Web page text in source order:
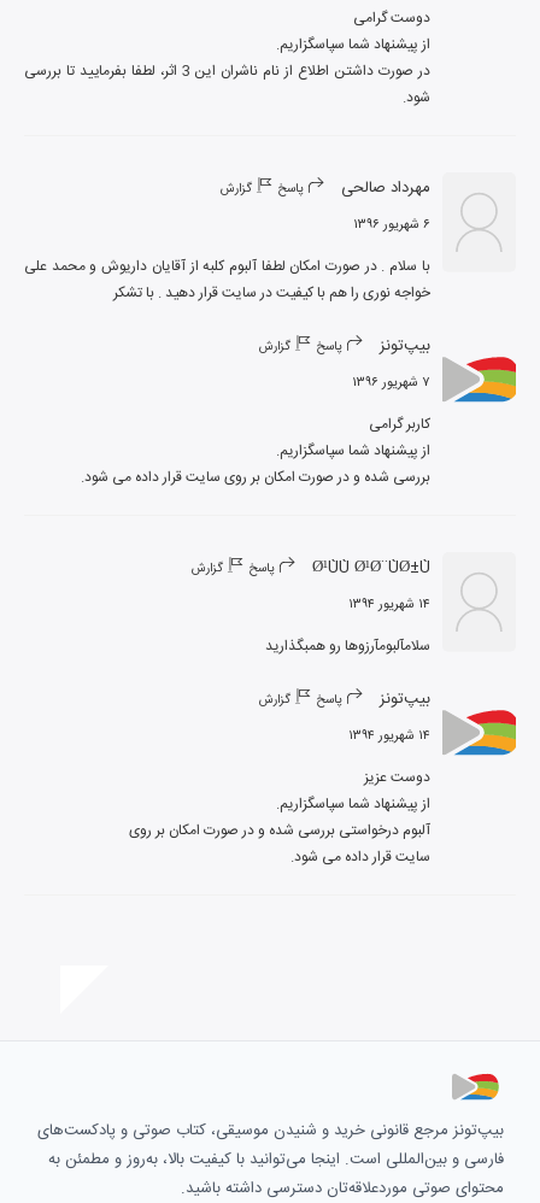
شود.
مهرداد صالحی پاسخ گزارش
۶ شهریور ۱۳۹۶
خواجه نوری را هم با کیفیت در سایت قرار دهید . با تشکر
بیپ‌تونز پاسخ گزارش
۷ شهریور ۱۳۹۶
بررسی شده و در صورت امکان بر روی سایت قرار داده می شود.
Ø¹ÙÙ Ø¹Ø¨ÙØ±Ù پاسخ گزارش
۱۴ شهریور ۱۳۹۴
سلامآلبومآرزوها رو همبگذارید
بیپ‌تونز پاسخ گزارش
۱۴ شهریور ۱۳۹۴
سایت قرار داده می شود.
بیپ‌تونز مرجع قانونی خرید و شنیدن موسیقی، کتاب صوتی و پادکست‌های
فارسی و بین‌المللی است. اینجا می‌توانید با کیفیت بالا، به‌روز و مطمئن به
محتوای صوتی موردعلاقه‌تان دسترسی داشته باشید.